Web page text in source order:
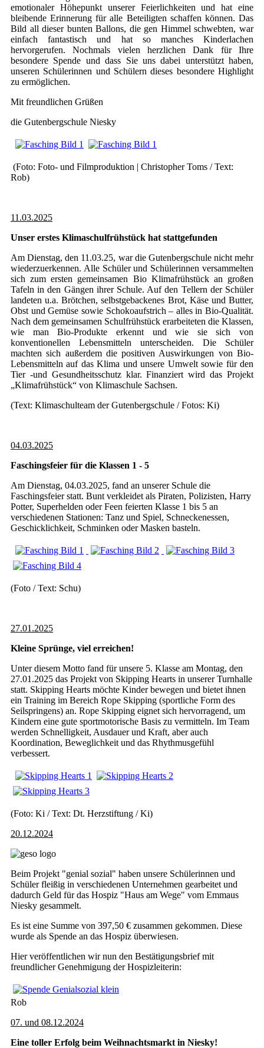
emotionaler Höhepunkt unserer Feierlichkeiten und hat eine
bleibende Erinnerung für alle Beteiligten schaffen können. Das
Bild all dieser bunten Ballons, die gen Himmel schwebten, war
einfach fantastisch und hat so manches Kinderlachen
hervorgerufen. Nochmals vielen herzlichen Dank für Ihre
besondere Spende und dass Sie uns dabei unterstützt haben,
unseren Schülerinnen und Schülern dieses besondere Highlight
zu ermöglichen.
Mit freundlichen Grüßen
die Gutenbergschule Niesky
(Foto: Foto- und Filmproduktion | Christopher Toms / Text:
Rob)
11.03.2025
Unser erstes Klimaschulfrühstück hat stattgefunden
Am Dienstag, den 11.03.25, war die Gutenbergschule nicht mehr
wiederzuerkennen. Alle Schüler und Schülerinnen versammelten
sich zum ersten gemeinsamen Bio Klimafrühstück an großen
Tafeln in den Gängen ihrer Schule. Auf den Tellern der Schüler
landeten u.a. Brötchen, selbstgebackenes Brot, Käse und Butter,
Obst und Gemüse sowie Schokoaufstrich – alles in Bio-Qualität.
Nach dem gemeinsamen Schulfrühstück erarbeiteten die Klassen,
wie man Bio-Produkte erkennt und wie sie sich von
konventionellen Lebensmitteln unterscheiden. Die Schüler
machten sich außerdem die positiven Auswirkungen von Bio-
Lebensmitteln auf das Klima und unsere Umwelt sowie für den
Tier -und Gesundheitsschutz klar. Finanziert wird das Projekt
„Klimafrühstück“ von Klimaschule Sachsen.
(Text: Klimaschulteam der Gutenbergschule / Fotos: Ki)
04.03.2025
Faschingsfeier für die Klassen 1 - 5
Am Dienstag, 04.03.2025, fand an unserer Schule die
Faschingsfeier statt. Bunt verkleidet als Piraten, Polizisten, Harry
Potter, Superhelden oder Feen feierten Klasse 1 bis 5 an
verschiedenen Stationen: Tanz und Spiel, Schneckenessen,
Geschicklichkeit, Schminken oder Masken basteln.
(Foto / Text: Schu)
27.01.2025
Kleine Sprünge, viel erreichen!
Unter diesem Motto fand für unsere 5. Klasse am Montag, den
27.01.2025 das Projekt von Skipping Hearts in unserer Turnhalle
statt. Skipping Hearts möchte Kinder bewegen und bietet ihnen
ein Training im Bereich Rope Skipping (sportliche Form des
Seilspringens) an. Rope Skipping eignet sich hervorragend, um
Kindern eine gute sportmotorische Basis zu vermitteln. Im Team
werden Schnelligkeit, Ausdauer und Kraft, aber auch
Koordination, Beweglichkeit und das Rhythmusgefühl
verbessert.
(Foto: Ki / Text: Dt. Herzstiftung / Ki)
20.12.2024
Beim Projekt "genial sozial" haben unsere Schülerinnen und
Schüler fleißig in verschiedenen Unternehmen gearbeitet und
dadurch Geld für das Hospiz "Haus am Wege" vom Emmaus
Niesky gesammelt.
Es ist eine Summe von 397,50 € zusammen gekommen. Diese
wurde als Spende an das Hospiz überwiesen.
Hier veröffentlichen wir nun den Bestätigungsbrief mit
freundlicher Genehmigung der Hospizleiterin:
Rob
07. und 08.12.2024
Eine toller Erfolg beim Weihnachtsmarkt in Niesky!